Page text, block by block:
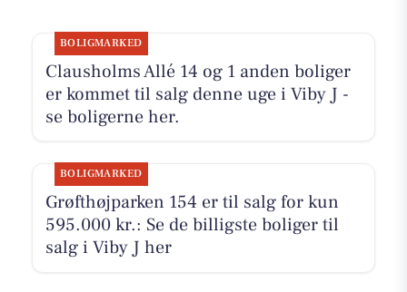
BOLIGMARKED
Clausholms Allé 14 og 1 anden boliger
er kommet til salg denne uge i Viby J -
se boligerne her.
BOLIGMARKED
Grøfthøjparken 154 er til salg for kun
595.000 kr.: Se de billigste boliger til
salg i Viby J her